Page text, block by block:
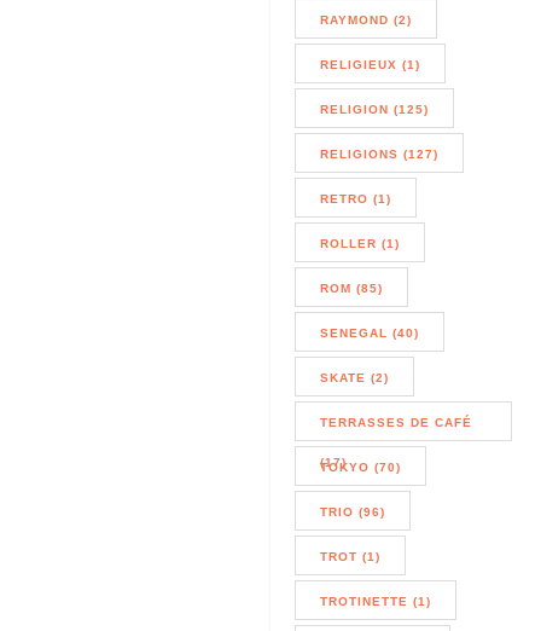
RAYMOND (2)
RELIGIEUX (1)
RELIGION (125)
RELIGIONS (127)
RETRO (1)
ROLLER (1)
ROM (85)
SENEGAL (40)
SKATE (2)
TERRASSES DE CAFÉ
(17)
TOKYO (70)
TRIO (96)
TROT (1)
TROTINETTE (1)